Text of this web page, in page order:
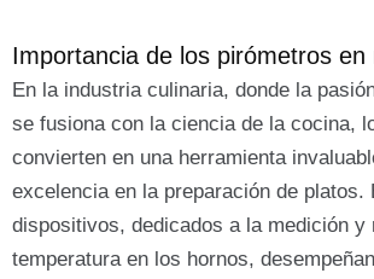
Importancia de los pirómetros
En la industria culinaria, donde la
se fusiona con la ciencia de la cocina,
convierten en una herramienta
excelencia en la preparación de platos.
dispositivos, dedicados a la medición y
temperatura en los hornos,